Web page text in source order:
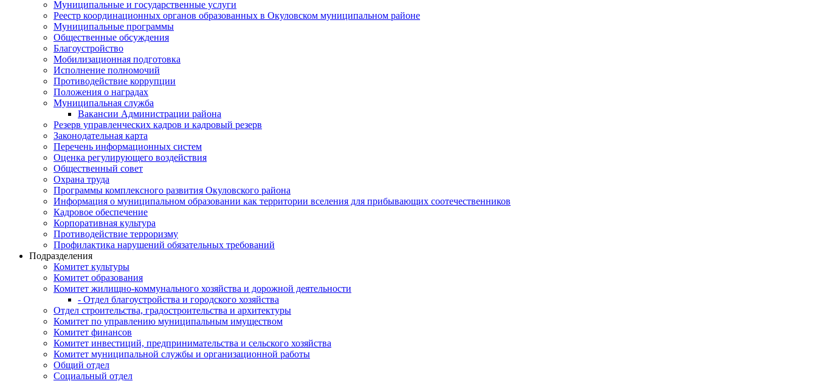
Муниципальные и государственные услуги
Реестр координационных органов образованных в Окуловском муниципальном районе
Муниципальные программы
Общественные обсуждения
Благоустройство
Мобилизационная подготовка
Исполнение полномочий
Противодействие коррупции
Положения о наградах
Муниципальная служба
Вакансии Администрации района
Резерв управленческих кадров и кадровый резерв
Законодательная карта
Перечень информационных систем
Оценка регулирующего воздействия
Общественный совет
Охрана труда
Программы комплексного развития Окуловского района
Информация о муниципальном образовании как территории вселения для прибывающих соотечественников
Кадровое обеспечение
Корпоративная культура
Противодействие терроризму
Профилактика нарушений обязательных требований
Подразделения
Комитет культуры
Комитет образования
Комитет жилищно-коммунального хозяйства и дорожной деятельности
- Отдел благоустройства и городского хозяйства
Отдел строительства, градостроительства и архитектуры
Комитет по управлению муниципальным имуществом
Комитет финансов
Комитет инвестиций, предпринимательства и сельского хозяйства
Комитет муниципальной службы и организационной работы
Общий отдел
Социальный отдел